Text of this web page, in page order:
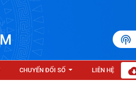
CHUYỂN ĐỔI SỐ LIÊN HỆ